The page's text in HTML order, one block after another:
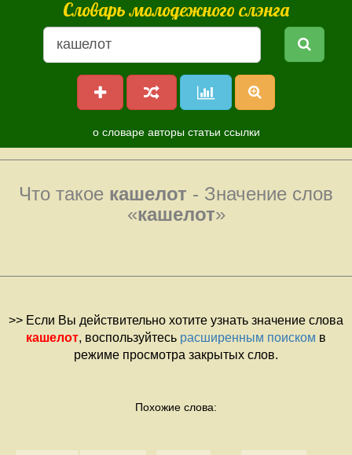
Словарь молодежного слэнга
о словаре авторы статьи ссылки
Что такое кашелот - Значение слов
«кашелот»
>> Если Вы действительно хотите узнать значение слова
кашелот, воспользуйтесь расширенным поиском в
режиме просмотра закрытых слов.
Похожие слова: